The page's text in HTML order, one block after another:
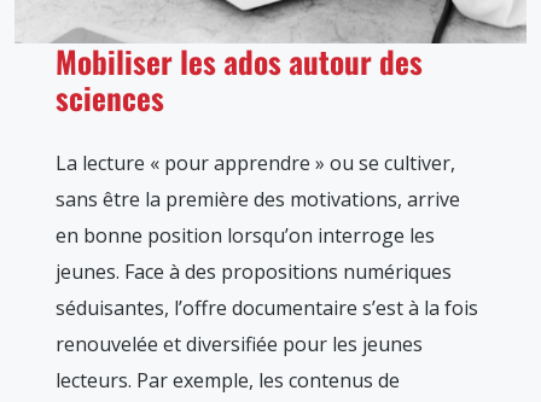
Mobiliser les ados autour des
sciences
La lecture « pour apprendre » ou se cultiver,
sans être la première des motivations, arrive
en bonne position lorsqu’on interroge les
jeunes. Face à des propositions numériques
séduisantes, l’offre documentaire s’est à la fois
renouvelée et diversifiée pour les jeunes
lecteurs. Par exemple, les contenus de